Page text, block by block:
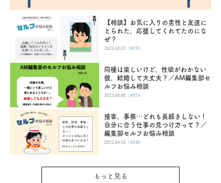
【相談】お気に入りの男性と友達に
とられた。応援してくれてたのにな
ぜ？
2023.10.03 |#033
同棲は楽しいけど、性欲がわかない
彼。結婚して大丈夫？／AM編集部セ
ルフお悩み相談
2023.08.06 |#024
接客、事務…どれも長続きしない！
自分に合う仕事の見つけ方って？／
編集部セルフお悩み相談
2022.04.16 |#049
もっと見る